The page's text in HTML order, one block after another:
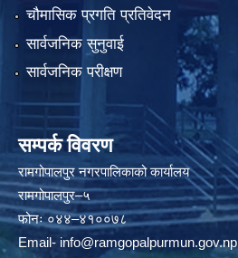
चौमासिक प्रगति प्रतिवेदन
सार्वजनिक सुनुवाई
सार्वजनिक परीक्षण
सम्पर्क विवरण
रामगोपालपुर नगरपालिकाको कार्यालय
रामगोपालपुर–५
फोनः ०४४–४१००७८
Email- info@ramgopalpurmun.gov.np